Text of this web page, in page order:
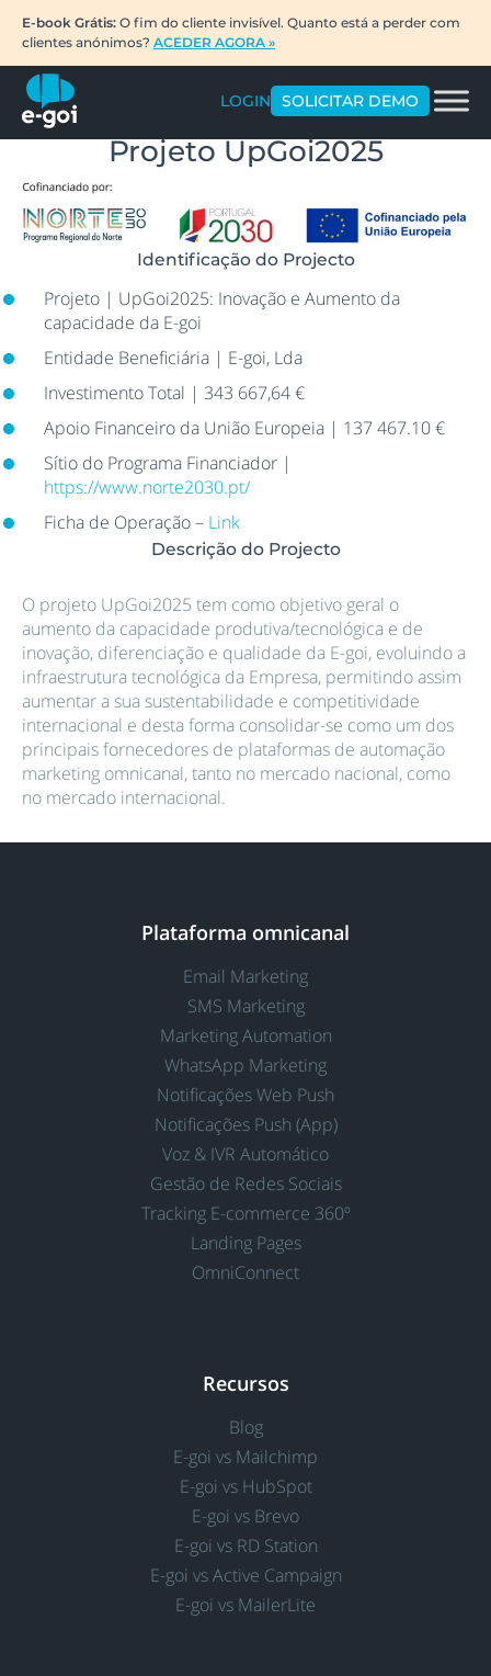
E-book Grátis: O fim do cliente invisível. Quanto está a perder com
clientes anónimos? ACEDER AGORA »
LOGIN SOLICITAR DEMO
Projeto UpGoi2025
Identificação do Projecto
Projeto | UpGoi2025: Inovação e Aumento da
capacidade da E-goi
Entidade Beneficiária | E-goi, Lda
Investimento Total | 343 667,64 €
Apoio Financeiro da União Europeia | 137 467.10 €
Sítio do Programa Financiador |
https://www.norte2030.pt/
Ficha de Operação – Link
Descrição do Projecto
O projeto UpGoi2025 tem como objetivo geral o
aumento da capacidade produtiva/tecnológica e de
inovação, diferenciação e qualidade da E-goi, evoluindo a
infraestrutura tecnológica da Empresa, permitindo assim
aumentar a sua sustentabilidade e competitividade
internacional e desta forma consolidar-se como um dos
principais fornecedores de plataformas de automação
marketing omnicanal, tanto no mercado nacional, como
no mercado internacional.
Plataforma omnicanal
Email Marketing
SMS Marketing
Marketing Automation
WhatsApp Marketing
Notificações Web Push
Notificações Push (App)
Voz & IVR Automático
Gestão de Redes Sociais
Tracking E-commerce 360º
Landing Pages
OmniConnect
Recursos
Blog
E-goi vs Mailchimp
E-goi vs HubSpot
E-goi vs Brevo
E-goi vs RD Station
E-goi vs Active Campaign
E-goi vs MailerLite